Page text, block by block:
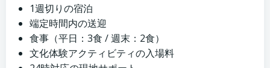
1週切りの宿泊
端定時間内の送迎
食事（平日：3食 / 週末：2食）
文化体験アクティビティの入場料